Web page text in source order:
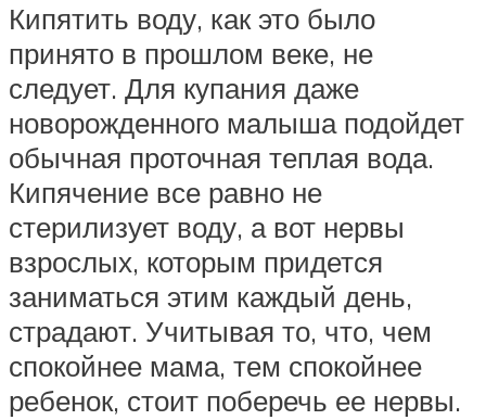
Кипятить воду, как это было
принято в прошлом веке, не
следует. Для купания даже
новорожденного малыша подойдет
обычная проточная теплая вода.
Кипячение все равно не
стерилизует воду, а вот нервы
взрослых, которым придется
заниматься этим каждый день,
страдают. Учитывая то, что, чем
спокойнее мама, тем спокойнее
ребенок, стоит поберечь ее нервы.